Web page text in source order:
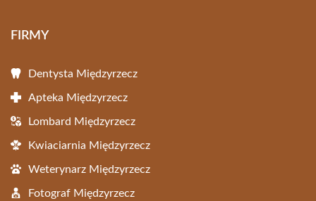
FIRMY
Dentysta Międzyrzecz
Apteka Międzyrzecz
Lombard Międzyrzecz
Kwiaciarnia Międzyrzecz
Weterynarz Międzyrzecz
Fotograf Międzyrzecz